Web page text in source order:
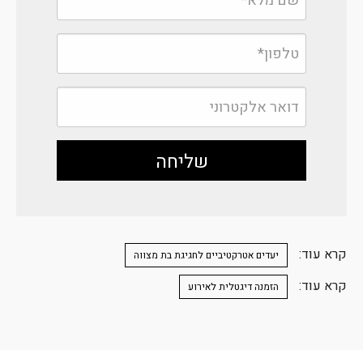
קרא עוד: יעדים אטרקטיביים לחגיגת בת מצווה
קרא עוד: הזמנה דיגטלית לאירוע